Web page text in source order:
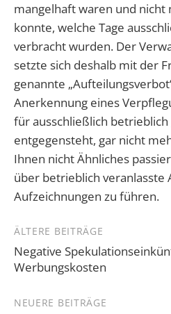
mangelhaft waren und nicht
konnte, welche Tage
verbracht wurden. Der
setzte sich deshalb mit der
genannte
Anerkennung eines
für ausschließlich betrieblich
entgegensteht, gar nicht
Ihnen nicht Ähnliches
über betrieblich veranlasste
Aufzeichnungen zu führen.
Beitragsnavigation
ÄLTERE BEITRÄGE
Negative
Werbungskosten
NEUERE BEITRÄGE